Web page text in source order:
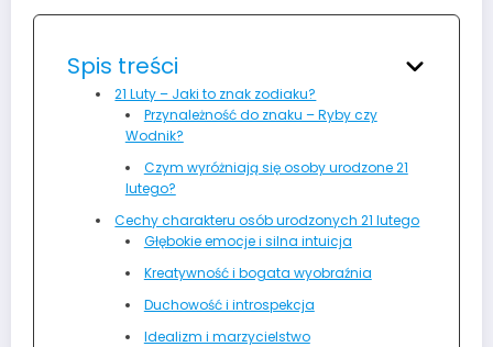
Spis treści
21 Luty – Jaki to znak zodiaku?
Przynależność do znaku – Ryby czy
Wodnik?
Czym wyróżniają się osoby urodzone 21
lutego?
Cechy charakteru osób urodzonych 21 lutego
Głębokie emocje i silna intuicja
Kreatywność i bogata wyobraźnia
Duchowość i introspekcja
Idealizm i marzycielstwo